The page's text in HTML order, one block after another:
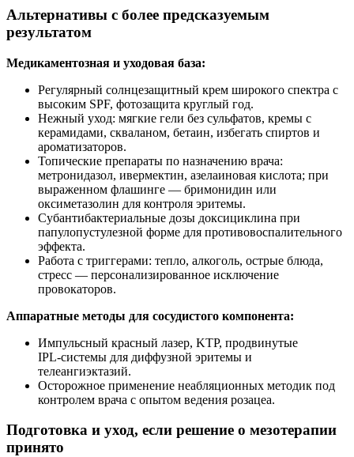
Альтернативы с более предсказуемым
результатом
Медикаментозная и уходовая база:
Регулярный солнцезащитный крем широкого спектра с
высоким SPF, фотозащита круглый год.
Нежный уход: мягкие гели без сульфатов, кремы с
керамидами, скваланом, бетаин, избегать спиртов и
ароматизаторов.
Топические препараты по назначению врача:
метронидазол, ивермектин, азелаиновая кислота; при
выраженном флашинге — бримонидин или
оксиметазолин для контроля эритемы.
Субантибактериальные дозы доксициклина при
папулопустулезной форме для противовоспалительного
эффекта.
Работа с триггерами: тепло, алкоголь, острые блюда,
стресс — персонализированное исключение
провокаторов.
Аппаратные методы для сосудистого компонента:
Импульсный красный лазер, KTP, продвинутые
IPL‑системы для диффузной эритемы и
телеангиэктазий.
Осторожное применение неабляционных методик под
контролем врача с опытом ведения розацеа.
Подготовка и уход, если решение о мезотерапии
принято